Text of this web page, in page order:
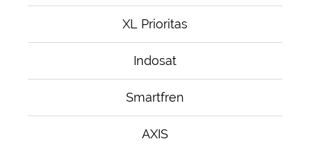
XL Prioritas
Indosat
Smartfren
AXIS